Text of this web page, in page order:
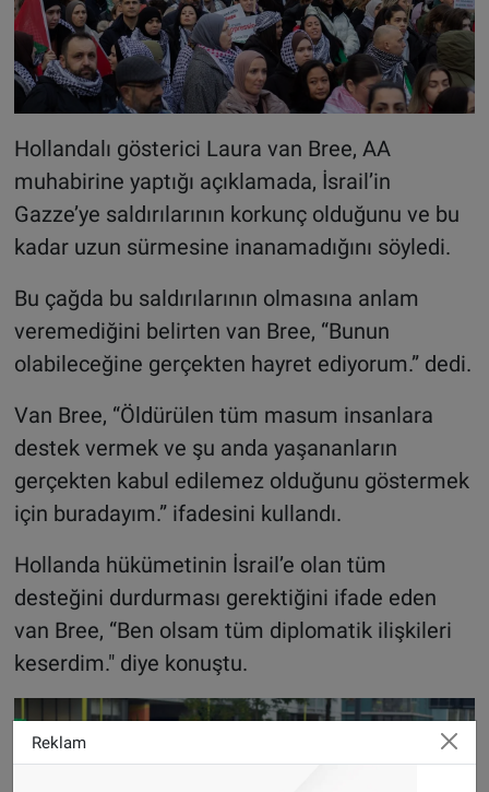
Hollandalı gösterici Laura van Bree, AA
muhabirine yaptığı açıklamada, İsrail’in
Gazze’ye saldırılarının korkunç olduğunu ve bu
kadar uzun sürmesine inanamadığını söyledi.
Bu çağda bu saldırılarının olmasına anlam
veremediğini belirten van Bree, “Bunun
olabileceğine gerçekten hayret ediyorum.” dedi.
Van Bree, “Öldürülen tüm masum insanlara
destek vermek ve şu anda yaşananların
gerçekten kabul edilemez olduğunu göstermek
için buradayım.” ifadesini kullandı.
Hollanda hükümetinin İsrail’e olan tüm
desteğini durdurması gerektiğini ifade eden
van Bree, “Ben olsam tüm diplomatik ilişkileri
keserdim." diye konuştu.
Reklam